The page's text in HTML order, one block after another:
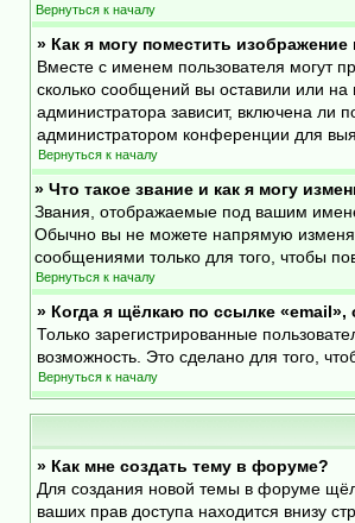
Вернуться к началу
» Как я могу поместить
Вместе с именем пользователя могут
сколько сообщений вы оставили или
администратора зависит, включена ли
администратором конференции для
Вернуться к началу
» Что такое звание и как я могу
Звания, отображаемые под вашим
Обычно вы не можете напрямую
сообщениями только для того, чтобы
Вернуться к началу
» Когда я щёлкаю по ссылке
Только зарегистрированные
возможность. Это сделано для того,
Вернуться к началу
» Как мне создать тему в форуме?
Для создания новой темы в форуме
ваших прав доступа находится внизу